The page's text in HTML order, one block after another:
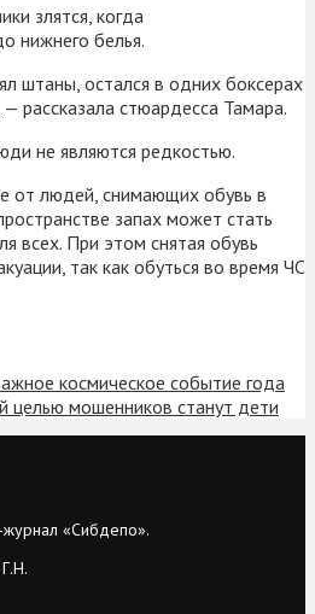
злятся, когда
нижнего белья.
штаны, остался в одних боксерах
— рассказала стюардесса Тамара.
не являются редкостью.
от людей, снимающих обувь в
запах может стать
всех. При этом снятая обувь
так как обуться во время ЧС
космическое событие года
целью мошенников станут дети
«Сибдепо».